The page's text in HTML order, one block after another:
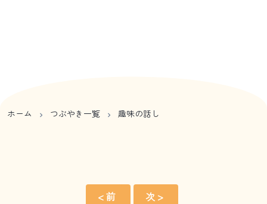
ホーム つぶやき一覧 趣味の話し
< 前 次 >